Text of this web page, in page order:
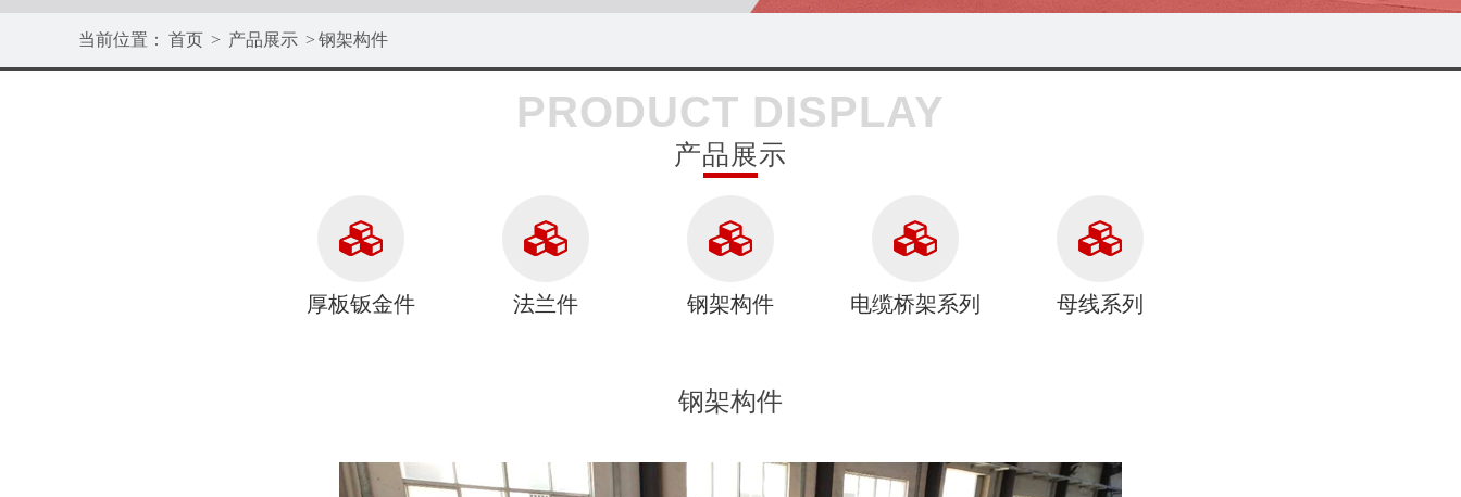
当前位置： 首页 > 产品展示 > 钢架构件
PRODUCT DISPLAY
产品展示
厚板钣金件 法兰件 钢架构件 电缆桥架系列 母线系列
钢架构件